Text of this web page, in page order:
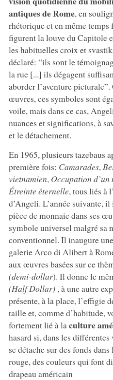
antiques de Rome, en
rhétorique et en même
figurent la louve du Capitole
les habituelles croix et
déclaré: “ils sont le
la rue [...] ils dégagent
aborder l’aventure
œuvres, ces symboles sont
voile, mais dans ce cas,
nuances et significations, à
et le détachement.
En 1965, plusieurs tazebaus
première fois: Camarades,
vietnamien, Occupation d’un
Étreinte éternelle, tous liés à
d’Angeli. L’année suivante,
pièce de monnaie dans ses
symbole universel malgré sa
conventionnel. Il inaugure
galerie Arco di Alibert à
aux œuvres basées sur ce
(demi-dollar). Il donne le
(Half Dollar) , à une autre
présente, à la place, l’effigie
taille et, comme d’habitude,
fortement lié à laculture
hasard si, dans les
se détache sur des fonds
rouge, des couleurs qui font
drapeau américain